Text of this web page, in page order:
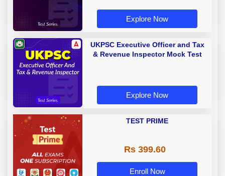
Explore Now
UKPSC Executive Officer and Tax
& Revenue Inspector Mock Test
Explore Now
TEST PRIME
Rs 399.60
Enroll Now